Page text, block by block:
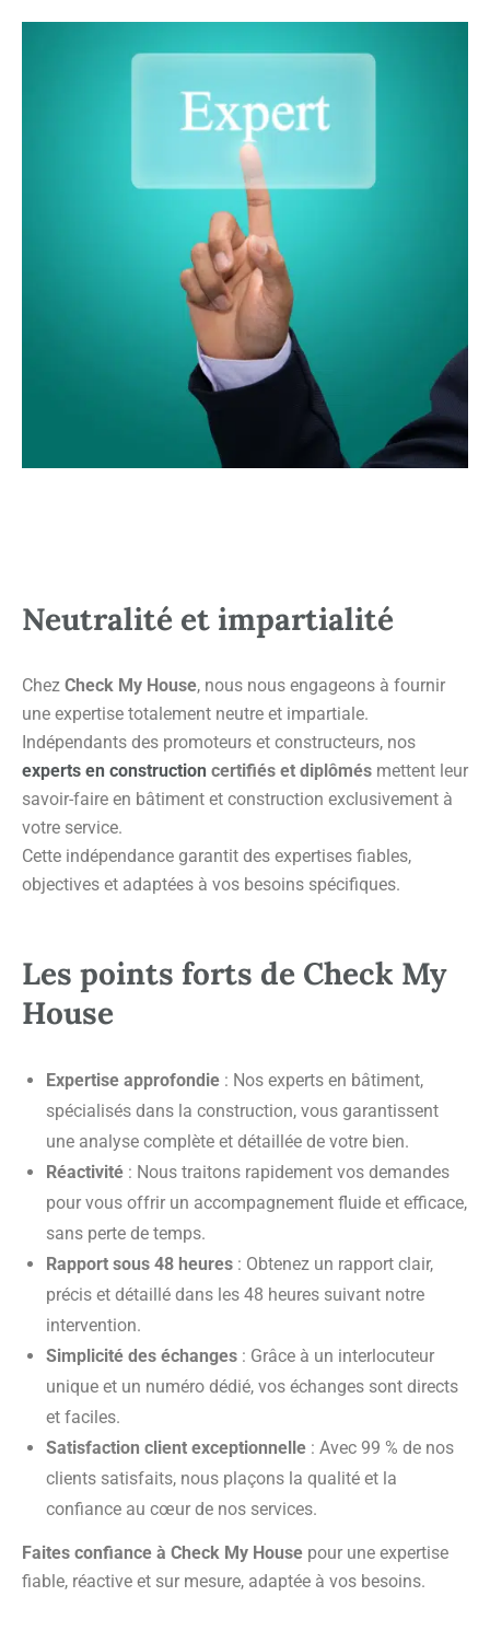
Neutralité et impartialité
Chez Check My House, nous nous engageons à fournir
une expertise totalement neutre et impartiale.
Indépendants des promoteurs et constructeurs, nos
experts en construction certifiés et diplômés mettent leur
savoir-faire en bâtiment et construction exclusivement à
votre service.
Cette indépendance garantit des expertises fiables,
objectives et adaptées à vos besoins spécifiques.
Les points forts de Check My
House
Expertise approfondie : Nos experts en bâtiment,
spécialisés dans la construction, vous garantissent
une analyse complète et détaillée de votre bien.
Réactivité : Nous traitons rapidement vos demandes
pour vous offrir un accompagnement fluide et efficace,
sans perte de temps.
Rapport sous 48 heures : Obtenez un rapport clair,
précis et détaillé dans les 48 heures suivant notre
intervention.
Simplicité des échanges : Grâce à un interlocuteur
unique et un numéro dédié, vos échanges sont directs
et faciles.
Satisfaction client exceptionnelle : Avec 99 % de nos
clients satisfaits, nous plaçons la qualité et la
confiance au cœur de nos services.
Faites confiance à Check My House pour une expertise
fiable, réactive et sur mesure, adaptée à vos besoins.